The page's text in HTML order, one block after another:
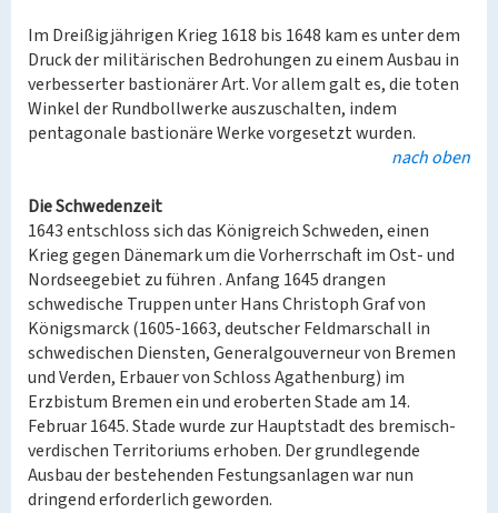
Im Dreißigjährigen Krieg 1618 bis 1648 kam es unter dem
Druck der militärischen Bedrohungen zu einem Ausbau in
verbesserter bastionärer Art. Vor allem galt es, die toten
Winkel der Rundbollwerke auszuschalten, indem
pentagonale bastionäre Werke vorgesetzt wurden.
nach oben
Die Schwedenzeit
1643 entschloss sich das Königreich Schweden, einen
Krieg gegen Dänemark um die Vorherrschaft im Ost- und
Nordseegebiet zu führen . Anfang 1645 drangen
schwedische Truppen unter Hans Christoph Graf von
Königsmarck (1605-1663, deutscher Feldmarschall in
schwedischen Diensten, Generalgouverneur von Bremen
und Verden, Erbauer von Schloss Agathenburg) im
Erzbistum Bremen ein und eroberten Stade am 14.
Februar 1645. Stade wurde zur Hauptstadt des bremisch-
verdischen Territoriums erhoben. Der grundlegende
Ausbau der bestehenden Festungsanlagen war nun
dringend erforderlich geworden.